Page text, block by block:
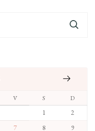
V S
D
1
2
7 8 9